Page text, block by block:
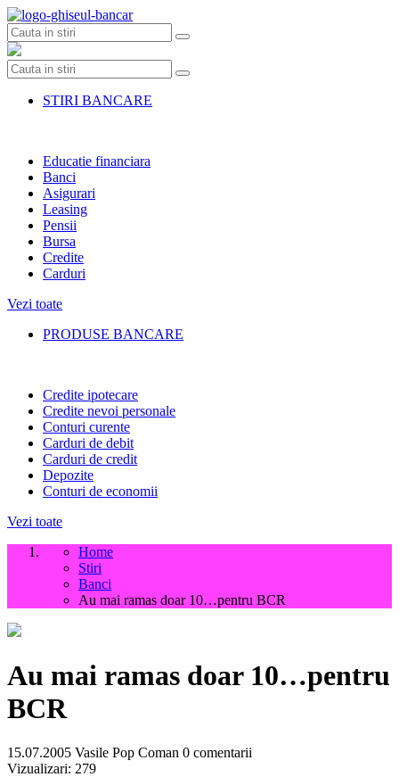
Skip
to
content
STIRI BANCARE
Educatie financiara
Banci
Asigurari
Leasing
Pensii
Bursa
Credite
Carduri
Vezi toate
PRODUSE BANCARE
Credite ipotecare
Credite nevoi personale
Conturi curente
Carduri de debit
Carduri de credit
Depozite
Conturi de economii
Vezi toate
Home
Stiri
Banci
Au mai ramas doar 10…pentru BCR
Au mai ramas doar 10…pentru
BCR
15.07.2005 Vasile Pop Coman 0 comentarii
Vizualizari: 279